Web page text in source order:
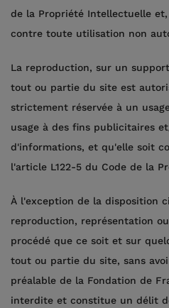
de la Propriété Intellectuelle
contre toute utilisation non
La reproduction, sur un
tout ou partie du site est
strictement réservée à un
usage à des fins publicitaires
d'informations, et qu'elle soit
l'article L122-5 du Code de la
À l'exception de la disposition
reproduction, représentation
procédé que ce soit et sur
tout ou partie du site, sans
préalable de la Fondation de
interdite et constitue un délit